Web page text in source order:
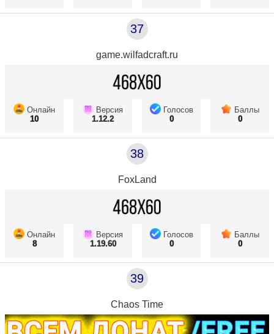
37
game.wilfadcraft.ru
Онлайн
10
Версия
1.12.2
Голосов
0
Баллы
0
38
FoxLand
Онлайн
8
Версия
1.19.60
Голосов
0
Баллы
0
39
Chaos Time